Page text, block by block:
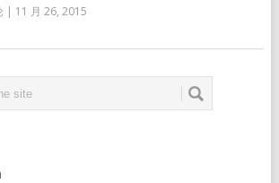
| 11 月 26, 2015